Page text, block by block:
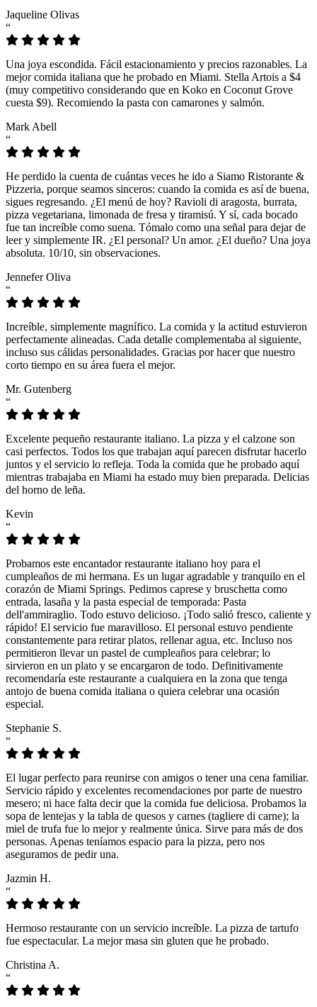
Jaqueline Olivas
“
Una joya escondida. Fácil estacionamiento y precios razonables. La
mejor comida italiana que he probado en Miami. Stella Artois a $4
(muy competitivo considerando que en Koko en Coconut Grove
cuesta $9). Recomiendo la pasta con camarones y salmón.
Mark Abell
“
He perdido la cuenta de cuántas veces he ido a Siamo Ristorante &
Pizzeria, porque seamos sinceros: cuando la comida es así de buena,
sigues regresando. ¿El menú de hoy? Ravioli di aragosta, burrata,
pizza vegetariana, limonada de fresa y tiramisú. Y sí, cada bocado
fue tan increíble como suena. Tómalo como una señal para dejar de
leer y simplemente IR. ¿El personal? Un amor. ¿El dueño? Una joya
absoluta. 10/10, sin observaciones.
Jennefer Oliva
“
Increíble, simplemente magnífico. La comida y la actitud estuvieron
perfectamente alineadas. Cada detalle complementaba al siguiente,
incluso sus cálidas personalidades. Gracias por hacer que nuestro
corto tiempo en su área fuera el mejor.
Mr. Gutenberg
“
Excelente pequeño restaurante italiano. La pizza y el calzone son
casi perfectos. Todos los que trabajan aquí parecen disfrutar hacerlo
juntos y el servicio lo refleja. Toda la comida que he probado aquí
mientras trabajaba en Miami ha estado muy bien preparada. Delicias
del horno de leña.
Kevin
“
Probamos este encantador restaurante italiano hoy para el
cumpleaños de mi hermana. Es un lugar agradable y tranquilo en el
corazón de Miami Springs. Pedimos caprese y bruschetta como
entrada, lasaña y la pasta especial de temporada: Pasta
dell'ammiraglio. Todo estuvo delicioso. ¡Todo salió fresco, caliente y
rápido! El servicio fue maravilloso. El personal estuvo pendiente
constantemente para retirar platos, rellenar agua, etc. Incluso nos
permitieron llevar un pastel de cumpleaños para celebrar; lo
sirvieron en un plato y se encargaron de todo. Definitivamente
recomendaría este restaurante a cualquiera en la zona que tenga
antojo de buena comida italiana o quiera celebrar una ocasión
especial.
Stephanie S.
“
El lugar perfecto para reunirse con amigos o tener una cena familiar.
Servicio rápido y excelentes recomendaciones por parte de nuestro
mesero; ni hace falta decir que la comida fue deliciosa. Probamos la
sopa de lentejas y la tabla de quesos y carnes (tagliere di carne); la
miel de trufa fue lo mejor y realmente única. Sirve para más de dos
personas. Apenas teníamos espacio para la pizza, pero nos
aseguramos de pedir una.
Jazmin H.
“
Hermoso restaurante con un servicio increíble. La pizza de tartufo
fue espectacular. La mejor masa sin gluten que he probado.
Christina A.
“